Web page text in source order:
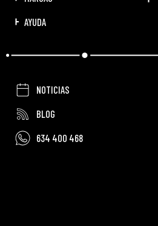
AYUDA
NOTICIAS
BLOG
634 400 468